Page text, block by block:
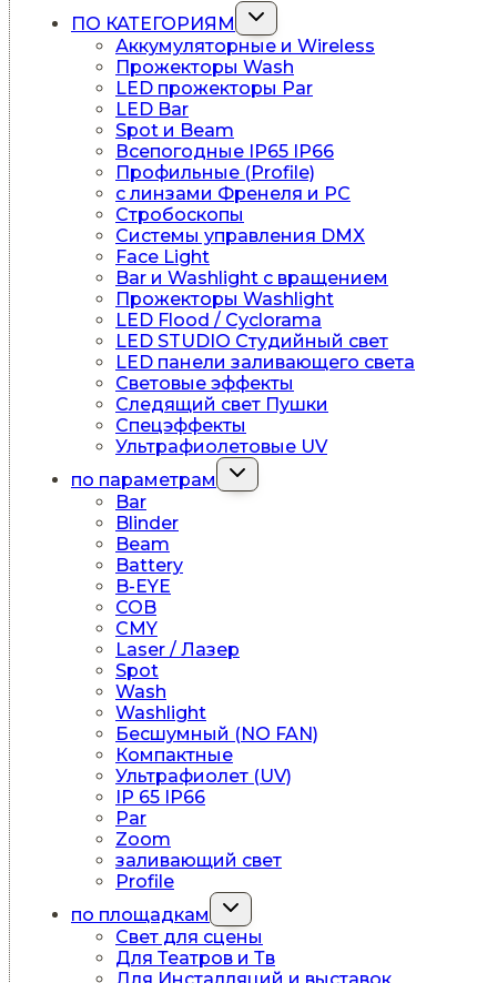
ПО КАТЕГОРИЯМ
Переключить
дочернее
меню
Аккумуляторные и Wireless
Прожекторы Wash
LED прожекторы Par
LED Bar
Spot и Beam
Всепогодные IP65 IP66
Профильные (Profile)
c линзами Френеля и PC
Стробоскопы
Системы управления DMX
Face Light
Bar и Washlight с вращением
Прожекторы Washlight
LED Flood / Cyclorama
LED STUDIO Студийный свет
LED панели заливающего света
Световые эффекты
Следящий свет Пушки
Спецэффекты
Ультрафиолетовые UV
по параметрам
Переключить
дочернее
Bar
Blinder
Beam
Battery
B-EYE
COB
CMY
Laser / Лазер
Spot
Wash
Washlight
Бесшумный (NO FAN)
Компактные
Ультрафиолет (UV)
IP 65 IP66
Par
Zoom
заливающий свет
Profile
по площадкам
Переключить
дочернее
меню
Свет для сцены
Для Театров и Тв